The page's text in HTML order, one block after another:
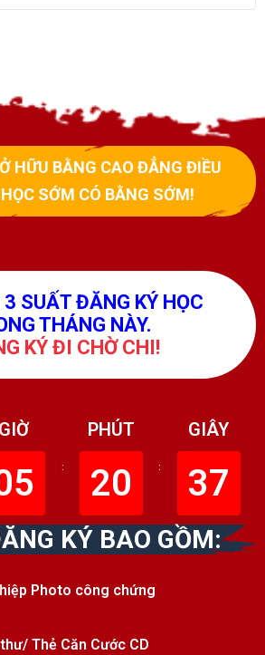
HỮU BẰNG CAO ĐẲNG ĐIỀU
SỚM CÓ BẰNG SỚM!
3 SUẤT ĐĂNG KÝ HỌC
THÁNG NÀY.
KÝ ĐI CHỜ CHI!
GIỜ
:
PHÚT
20 :
GIÂY
36
KÝ BAO GỒM:
Photo công chứng
Thẻ Căn Cước CD